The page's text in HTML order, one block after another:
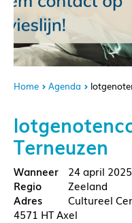
Home Agenda
Terneuzen
24 april 2025
Zeeland
Cultureel
4571 HT Axel